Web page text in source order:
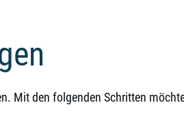
Mit den folgenden Schritten